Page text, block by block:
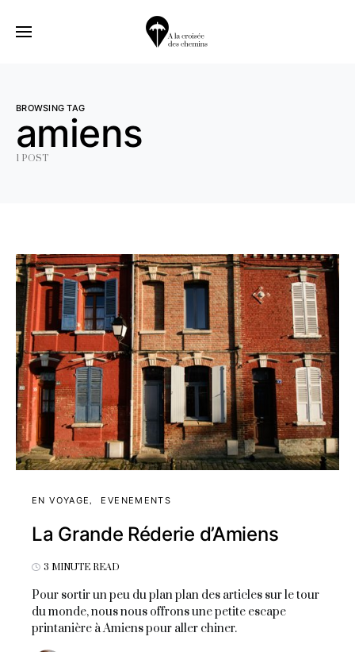
BROWSING TAG
amiens
1 POST
EN VOYAGE EVENEMENTS
La Grande Réderie d’Amiens
3 MINUTE READ
Pour sortir un peu du plan plan des articles sur le tour
du monde, nous nous offrons une petite escape
printanière à Amiens pour aller chiner.